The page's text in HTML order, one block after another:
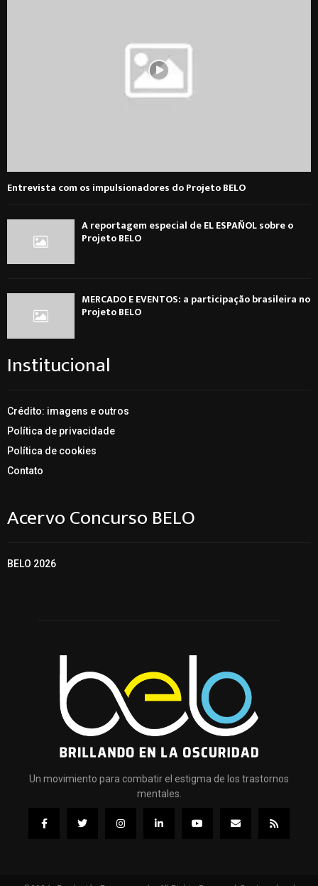
Entrevista com os impulsionadores do Projeto BELO
A reportagem especial de EL ESPAÑOL sobre o
Projeto BELO
MERCADO E EVENTOS: a participação brasileira no
Projeto BELO
Institucional
Crédito: imagens e outros
Política de privacidade
Política de cookies
Contato
Acervo Concurso BELO
BELO 2026
Un movimiento para combatir el estigma de los trastornos
mentales.